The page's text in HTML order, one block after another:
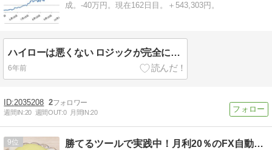
成。-40万円。現在162日目。＋543,303円。
ハイローは悪くない ロジックが完全に迷子状態だから 11月も12月も負け越し -10万円
6年前
2035208 2
週間IN:20 週間OUT:0 月間IN:20
9 勝てるツールで実践中！月利20％のFX自動売買〜画像あり〜